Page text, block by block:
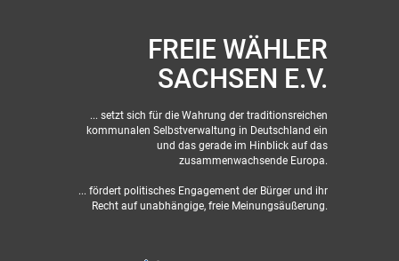
FREIE WÄHLER
SACHSEN E.V.
... setzt sich für die Wahrung der traditionsreichen
kommunalen Selbstverwaltung in Deutschland ein
und das gerade im Hinblick auf das
zusammenwachsende Europa.
... fördert politisches Engagement der Bürger und ihr
Recht auf unabhängige, freie Meinungsäußerung.